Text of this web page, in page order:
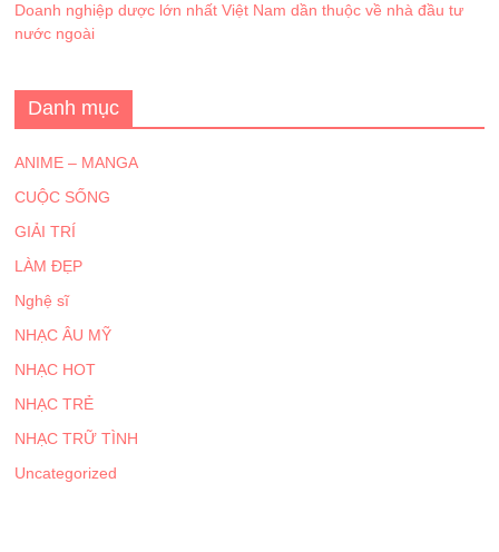
Doanh nghiệp dược lớn nhất Việt Nam dần thuộc về nhà đầu tư
nước ngoài
Danh mục
ANIME – MANGA
CUỘC SỐNG
GIẢI TRÍ
LÀM ĐẸP
Nghệ sĩ
NHẠC ÂU MỸ
NHẠC HOT
NHẠC TRẺ
NHẠC TRỮ TÌNH
Uncategorized